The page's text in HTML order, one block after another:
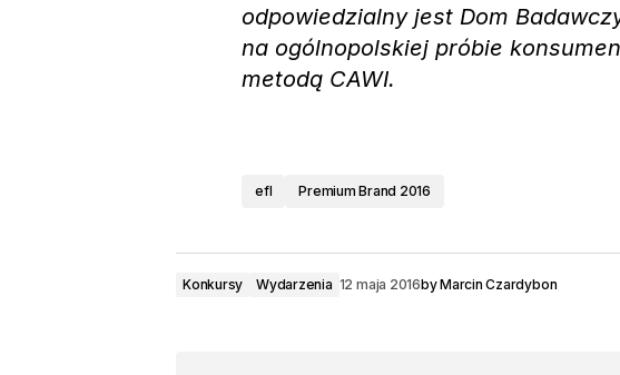
odpowiedzialny jest Dom
na ogólnopolskiej próbie
metodą CAWI.
efl Premium Brand 2016
Konkursy Wydarzenia 12 maja 2016byMarcin Czardybon